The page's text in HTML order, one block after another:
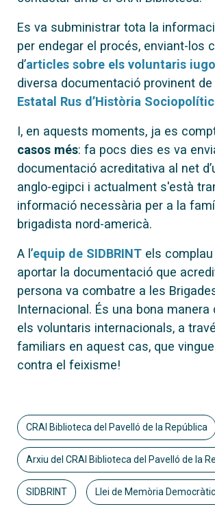
Es va subministrar tota la
per endegar el procés, enviant-los
d’articles sobre els voluntaris
diversa documentació provinent de
Estatal Rus d’Història
I, en aquests moments, ja es
casos més: fa pocs dies es va
documentació acreditativa al net
anglo-egipci i actualment s'està
informació necessària per a la
brigadista nord-americà.
A l’equip de SIDBRINT els
aportar la documentació que
persona va combatre a les
Internacional. És una bona manera
els voluntaris internacionals, a
familiars en aquest cas, que
contra el feixisme!
CRAI Biblioteca del Pavelló de la República
Arxiu del CRAI Biblioteca del Pavelló de la
SIDBRINT Llei de Memòria